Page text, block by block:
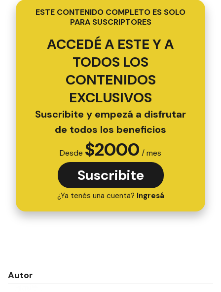
ESTE CONTENIDO COMPLETO ES SOLO
PARA SUSCRIPTORES
ACCEDÉ A ESTE Y A
TODOS LOS
CONTENIDOS
EXCLUSIVOS
Suscribite y empezá a disfrutar
de todos los beneficios
Desde $2000 / mes
Suscribite
¿Ya tenés una cuenta? Ingresá
Autor